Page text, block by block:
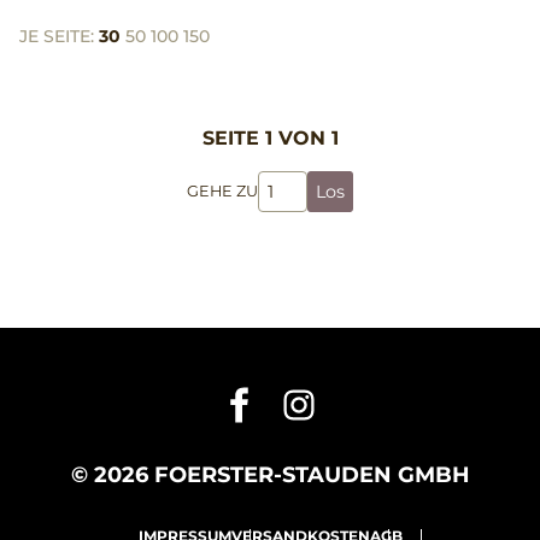
JE SEITE: 30 50 100 150
SEITE 1 VON 1
GEHE ZU Los
© 2026 FOERSTER-STAUDEN GMBH
IMPRESSUMVERSANDKOSTENAGB